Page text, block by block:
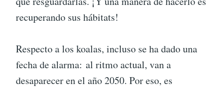
recuperando sus hábitats!
Respecto a los koalas, incluso se ha dado una
fecha de alarma: al ritmo actual, van a
desaparecer en el año 2050. Por eso, es